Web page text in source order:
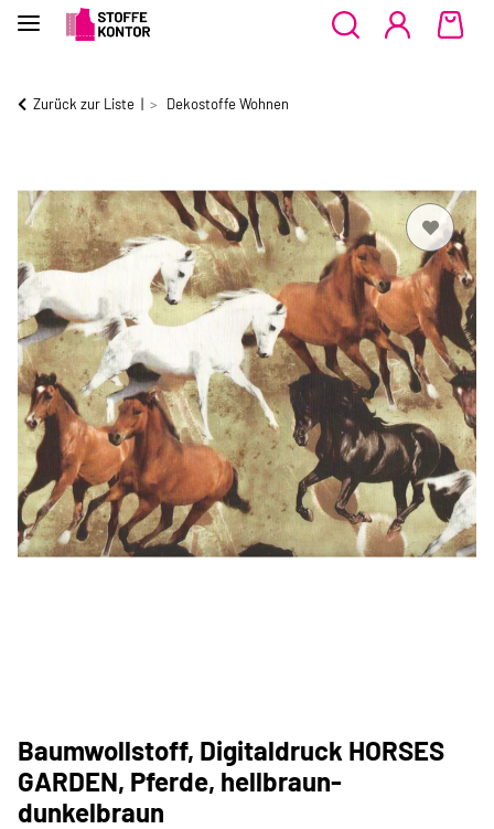
Zurück zur Liste Dekostoffe Wohnen
Baumwollstoff, Digitaldruck HORSES
GARDEN, Pferde, hellbraun-
dunkelbraun